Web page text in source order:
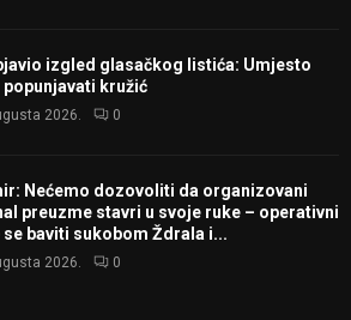
izgled glasačkog listića: Umjesto
popunjavati kružić
2026. 0
Nećemo dozovoliti da organizovani
preuzme stavri u svoje ruke – operativni
se baviti sukobom Ždrala i...
2026. 0